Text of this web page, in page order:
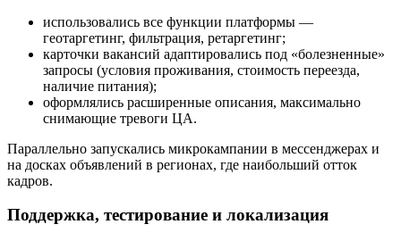
использовались все функции платформы —
геотаргетинг, фильтрация, ретаргетинг;
карточки вакансий адаптировались под «болезненные»
запросы (условия проживания, стоимость переезда,
наличие питания);
оформлялись расширенные описания, максимально
снимающие тревоги ЦА.
Параллельно запускались микрокампании в мессенджерах и
на досках объявлений в регионах, где наибольший отток
кадров.
Поддержка, тестирование и локализация